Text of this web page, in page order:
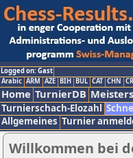
Logged on: Gast
Arabic ARM AZE BIH BUL CAT CHN
Home TurnierDB
Turnierschach-Elozahl
Allgemeines Turnier
Willkommen bei